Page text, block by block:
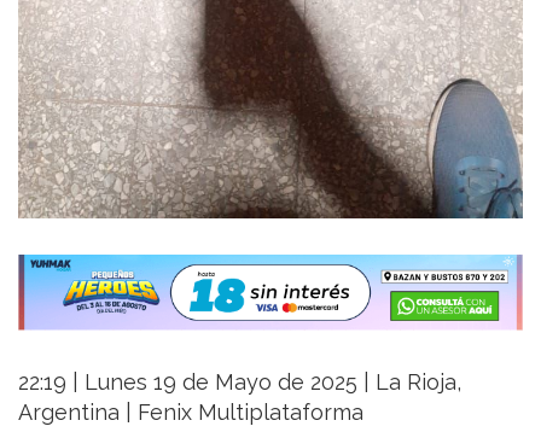
22:19 | Lunes 19 de Mayo de 2025 | La Rioja,
Argentina | Fenix Multiplataforma